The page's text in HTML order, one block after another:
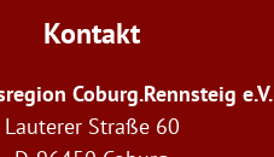
Kontakt
Coburg.Rennsteig e.V.
Lauterer Straße 60